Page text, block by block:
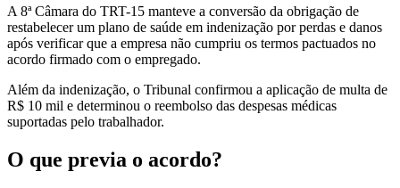
A 8ª Câmara do TRT-15 manteve a conversão da obrigação de
restabelecer um plano de saúde em indenização por perdas e danos
após verificar que a empresa não cumpriu os termos pactuados no
acordo firmado com o empregado.
Além da indenização, o Tribunal confirmou a aplicação de multa de
R$ 10 mil e determinou o reembolso das despesas médicas
suportadas pelo trabalhador.
O que previa o acordo?